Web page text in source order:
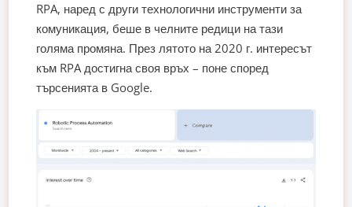
RPA, наред с други технологични инструменти за
комуникация, беше в челните редици на тази
голяма промяна. През лятото на 2020 г. интересът
към RPA достигна своя връх – поне според
търсенията в Google.